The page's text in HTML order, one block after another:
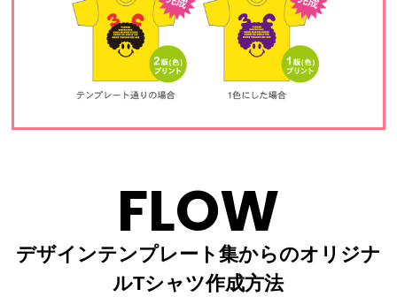
FLOW
デザインテンプレート集からのオリジナ
ルTシャツ作成方法